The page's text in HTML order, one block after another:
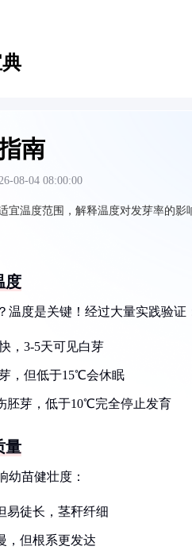
南
08-04 08:00:00
宜温度范围，解释温度对发芽率的
度
度是关键！经过大量实践验证
，3-5天可见白芽
，但低于15℃会休眠
胚芽，低于10℃完全停止发育
量
幼苗健壮度：
易徒长，茎秆纤细
，但根系更发达